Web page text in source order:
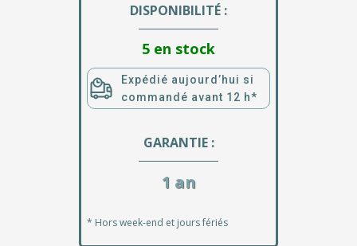
DISPONIBILITÉ :
5 en stock
Expédié aujourd’hui si
commandé avant 12 h*
GARANTIE :
1 an
* Hors week-end et jours fériés